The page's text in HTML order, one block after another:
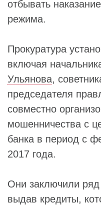
отбывать
режима.
Прокуратура
включая
Ульянова,
председателя
совместно
мошенничества с
банка в период с
2017 года.
Они заключили ряд
выдав кредиты,